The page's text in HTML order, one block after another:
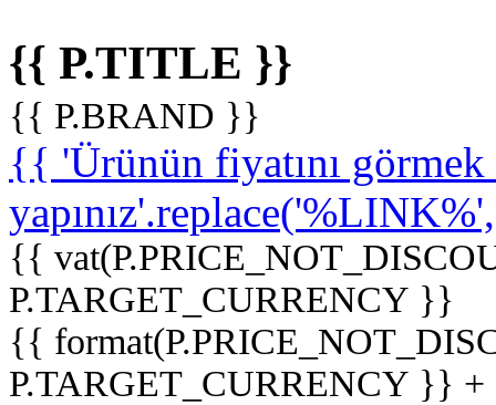
{{ P.TITLE }}
{{ P.BRAND }}
{{ 'Ürünün fiyatını
{{
P.TARGET_CURRENCY }}
{{
P.TARGET_CURRENCY }}